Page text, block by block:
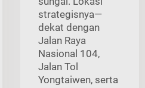
strategisnya—
dekat dengan
Jalan Raya
Nasional 104,
Jalan Tol
Yongtaiwen, serta